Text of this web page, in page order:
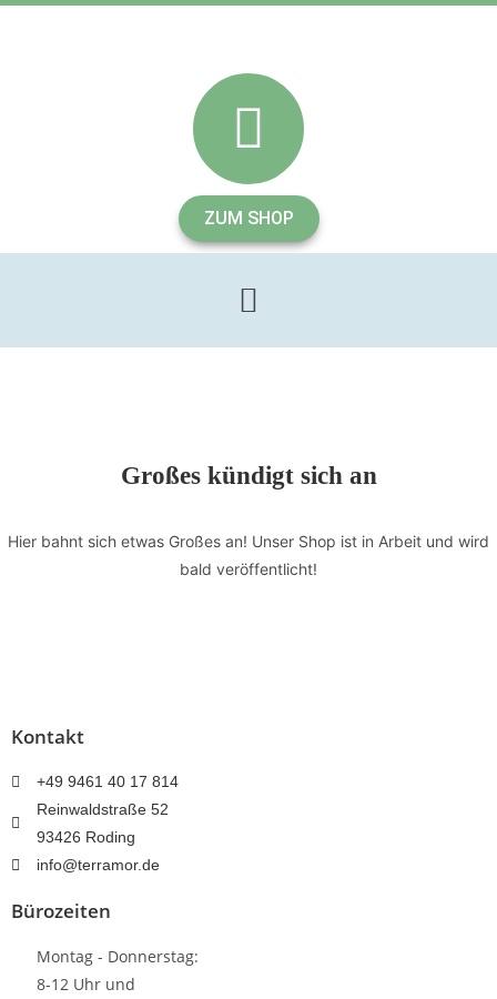
ZUM SHOP
Großes kündigt sich an
Hier bahnt sich etwas Großes an! Unser Shop ist in Arbeit und wird
bald veröffentlicht!
Kontakt
+49 9461 40 17 814
Reinwaldstraße 52
93426 Roding
info@terramor.de
Bürozeiten
Montag - Donnerstag:
8-12 Uhr und